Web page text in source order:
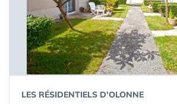
LES RÉSIDENTIELS D'OLONNE